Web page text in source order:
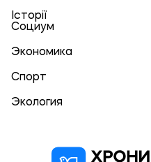
Історії
Социум
Экономика
Спорт
Экология